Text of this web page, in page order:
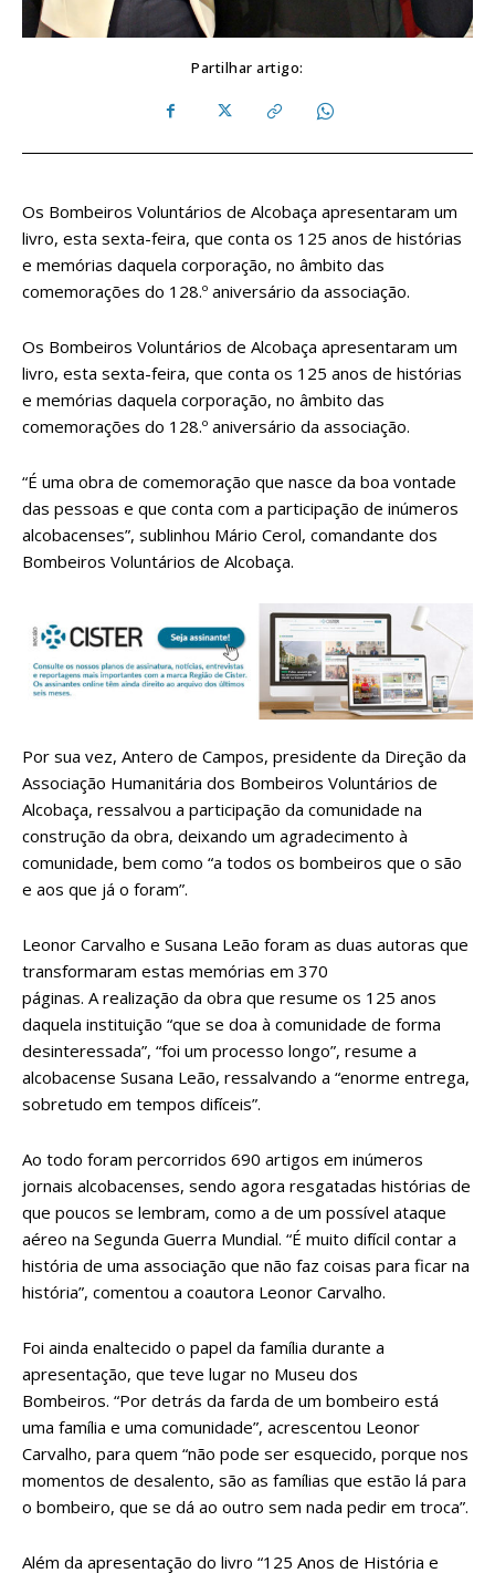
Partilhar artigo:
Os Bombeiros Voluntários de Alcobaça apresentaram um
livro, esta sexta-feira, que conta os 125 anos de histórias
e memórias daquela corporação, no âmbito das
comemorações do 128.º aniversário da associação.
Os Bombeiros Voluntários de Alcobaça apresentaram um
livro, esta sexta-feira, que conta os 125 anos de histórias
e memórias daquela corporação, no âmbito das
comemorações do 128.º aniversário da associação.
“É uma obra de comemoração que nasce da boa vontade
das pessoas e que conta com a participação de inúmeros
alcobacenses”, sublinhou Mário Cerol, comandante dos
Bombeiros Voluntários de Alcobaça.
Por sua vez, Antero de Campos, presidente da Direção da
Associação Humanitária dos Bombeiros Voluntários de
Alcobaça, ressalvou a participação da comunidade na
construção da obra, deixando um agradecimento à
comunidade, bem como “a todos os bombeiros que o são
e aos que já o foram”.
Leonor Carvalho e Susana Leão foram as duas autoras que
transformaram estas memórias em 370
páginas. A realização da obra que resume os 125 anos
daquela instituição “que se doa à comunidade de forma
desinteressada”, “foi um processo longo”, resume a
alcobacense Susana Leão, ressalvando a “enorme entrega,
sobretudo em tempos difíceis”.
Ao todo foram percorridos 690 artigos em inúmeros
jornais alcobacenses, sendo agora resgatadas histórias de
que poucos se lembram, como a de um possível ataque
aéreo na Segunda Guerra Mundial. “É muito difícil contar a
história de uma associação que não faz coisas para ficar na
história”, comentou a coautora Leonor Carvalho.
Foi ainda enaltecido o papel da família durante a
apresentação, que teve lugar no Museu dos
Bombeiros. “Por detrás da farda de um bombeiro está
uma família e uma comunidade”, acrescentou Leonor
Carvalho, para quem “não pode ser esquecido, porque nos
momentos de desalento, são as famílias que estão lá para
o bombeiro, que se dá ao outro sem nada pedir em troca”.
Além da apresentação do livro “125 Anos de História e